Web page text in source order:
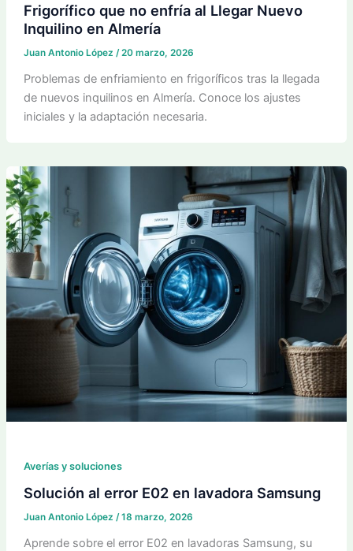
Frigorífico que no enfría al Llegar Nuevo
Inquilino en Almería
Juan Antonio López /20 marzo, 2026
Problemas de enfriamiento en frigoríficos tras la llegada
de nuevos inquilinos en Almería. Conoce los ajustes
iniciales y la adaptación necesaria.
Averías y soluciones
Solución al error E02 en lavadora Samsung
Juan Antonio López /18 marzo, 2026
Aprende sobre el error E02 en lavadoras Samsung, su